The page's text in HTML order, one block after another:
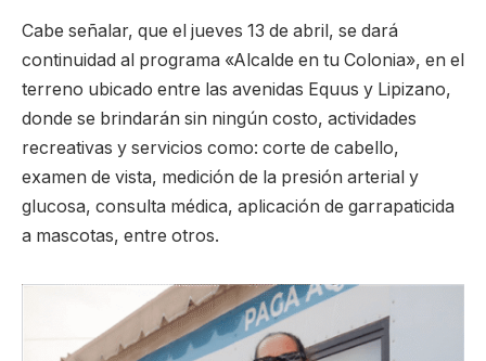
Cabe señalar, que el jueves 13 de abril, se dará
continuidad al programa «Alcalde en tu Colonia», en el
terreno ubicado entre las avenidas Equus y Lipizano,
donde se brindarán sin ningún costo, actividades
recreativas y servicios como: corte de cabello,
examen de vista, medición de la presión arterial y
glucosa, consulta médica, aplicación de garrapaticida
a mascotas, entre otros.